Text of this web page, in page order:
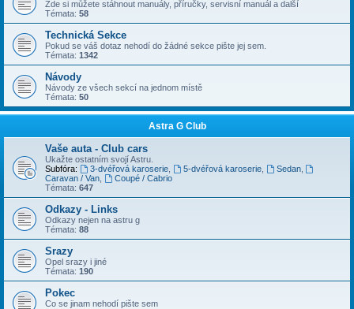
Zde si můžete stáhnout manuály, příručky, servisní manuál a další
Témata: 58
Technická Sekce
Pokud se váš dotaz nehodí do žádné sekce pište jej sem.
Témata: 1342
Návody
Návody ze všech sekcí na jednom místě
Témata: 50
Astra G Club
Vaše auta - Club cars
Ukažte ostatním svojí Astru.
Subfóra:
3-dvéřová karoserie, 5-dvéřová karoserie, Sedan,
Caravan / Van
Coupé / Cabrio
Témata: 647
Odkazy - Links
Odkazy nejen na astru g
Témata: 88
Srazy
Opel srazy i jiné
Témata: 190
Pokec
Co se jinam nehodí pište sem